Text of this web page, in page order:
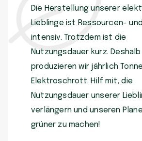
Die Herstellung unserer
Lieblinge ist Ressourcen-
intensiv. Trotzdem ist die
Nutzungsdauer kurz. Deshalb
produzieren wir jährlich
Elektroschrott. Hilf mit, die
Nutzungsdauer unserer
verlängern und unseren
grüner zu machen!